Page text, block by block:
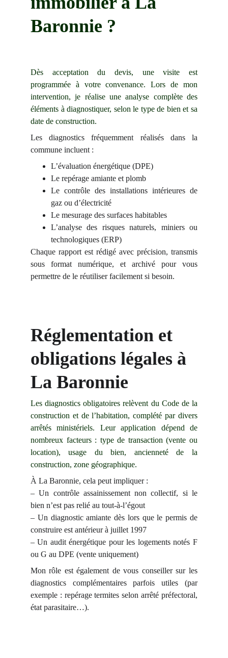
Baronnie ?
Dès acceptation du devis, une visite est
programmée à votre convenance. Lors de mon
intervention, je réalise une analyse complète des
éléments à diagnostiquer, selon le type de bien et sa
date de construction.
Les diagnostics fréquemment réalisés dans la
commune incluent :
L’évaluation énergétique (DPE)
Le repérage amiante et plomb
Le contrôle des installations intérieures de
gaz ou d’électricité
Le mesurage des surfaces habitables
L’analyse des risques naturels, miniers ou
technologiques (ERP)
Chaque rapport est rédigé avec précision, transmis
sous format numérique, et archivé pour vous
permettre de le réutiliser facilement si besoin.
Réglementation et
obligations légales à
La Baronnie
Les diagnostics obligatoires relèvent du Code de la
construction et de l’habitation, complété par divers
arrêtés ministériels. Leur application dépend de
nombreux facteurs : type de transaction (vente ou
location), usage du bien, ancienneté de la
construction, zone géographique.
À La Baronnie, cela peut impliquer :
– Un contrôle assainissement non collectif, si le
bien n’est pas relié au tout-à-l’égout
– Un diagnostic amiante dès lors que le permis de
construire est antérieur à juillet 1997
– Un audit énergétique pour les logements notés F
ou G au DPE (vente uniquement)
Mon rôle est également de vous conseiller sur les
diagnostics complémentaires parfois utiles (par
exemple : repérage termites selon arrêté préfectoral,
état parasitaire…).